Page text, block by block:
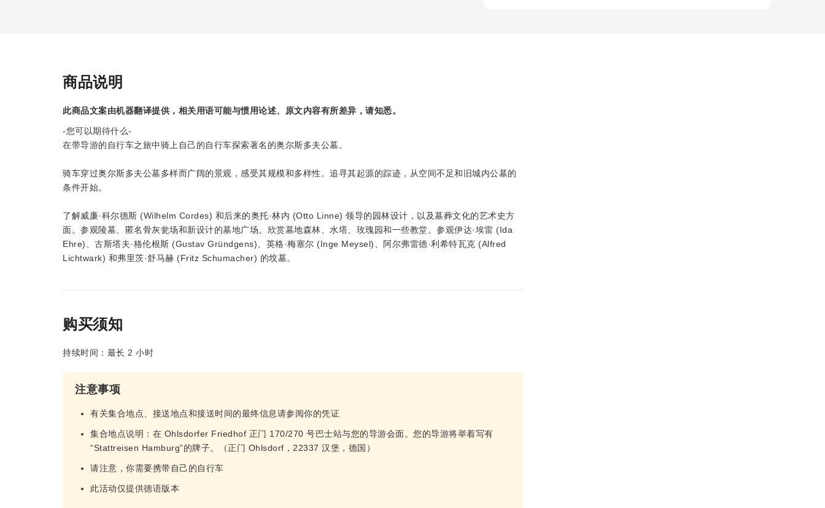
商品说明
此商品文案由机器翻译提供，相关用语可能与惯用论述、原文内容有所差异，请知悉。
-您可以期待什么-
在带导游的自行车之旅中骑上自己的自行车探索著名的奥尔斯多夫公墓。
骑车穿过奥尔斯多夫公墓多样而广阔的景观，感受其规模和多样性。追寻其起源的踪迹，从空间不足和旧城内公墓的
条件开始。
了解威廉·科尔德斯 (Wilhelm Cordes) 和后来的奥托·林内 (Otto Linne) 领导的园林设计，以及墓葬文化的艺术史方
面。参观陵墓、匿名骨灰瓮场和新设计的墓地广场。欣赏墓地森林、水塔、玫瑰园和一些教堂。参观伊达·埃雷 (Ida
Ehre)、古斯塔夫·格伦根斯 (Gustav Gründgens)、英格·梅塞尔 (Inge Meysel)、阿尔弗雷德·利希特瓦克 (Alfred
Lichtwark) 和弗里茨·舒​​马赫 (Fritz Schumacher) 的坟墓。
购买须知
持续时间：最长 2 小时
注意事项
有关集合地点、接送地点和接送时间的最终信息请参阅你的凭证
集合地点说明：在 Ohlsdorfer Friedhof 正门 170/270 号巴士站与您的导游会面。您的导游将举着写有
“Stattreisen Hamburg”的牌子。（正门 Ohlsdorf，22337 汉堡，德国）
请注意，你需要携带自己的自行车
此活动仅提供德语版本